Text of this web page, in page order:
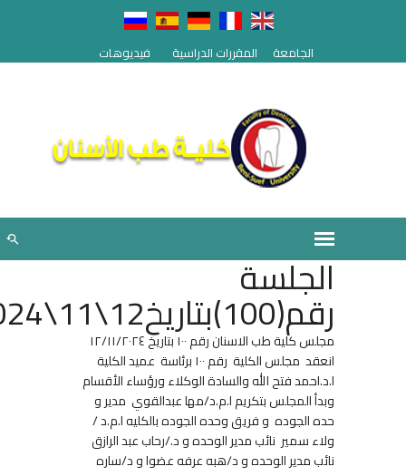
الجامعة المقررات الدراسية فيديوهات
الجلسة
رقم(100)بتاريخ12\11\2024
مجلس كلية طب الاسنان رقم ١٠٠ بتاريخ ١٢/١١/٢٠٢٤
انعقد مجلس الكلية رقم ١٠٠ برئاسة عميد الكلية
ا.د.احمد فتح الله والسادة الوكلاء ورؤساء الأقسام
وبدأ المجلس بتكريم ا.م.د/مها عبدالقوي مدير و
حده الجوده و فريق وحده الجوده بالكليه ا.م.د /
ولاء سمير نائب مدير الوحده و د./رحاب عبد الرازق
نائب مدير الوحده و د/هبه عرفه عضوا و د/ساره